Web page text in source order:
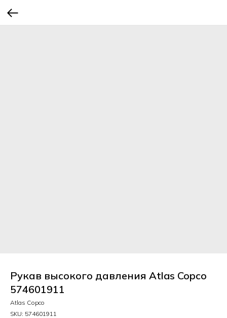
Рукав высокого давления Atlas Copco
574601911
Atlas Copco
SKU: 574601911